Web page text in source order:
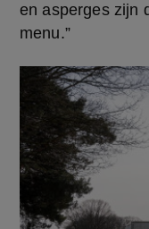
en asperges zijn
menu.”